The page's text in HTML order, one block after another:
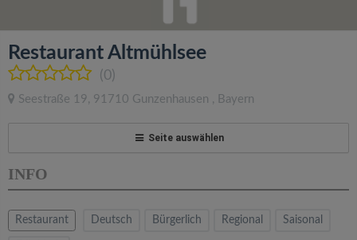
Restaurant Altmühlsee
(0)
Seestraße 19, 91710 Gunzenhausen , Bayern
Seite auswählen
INFO
Restaurant Deutsch Bürgerlich Regional Saisonal
l
e
a
v